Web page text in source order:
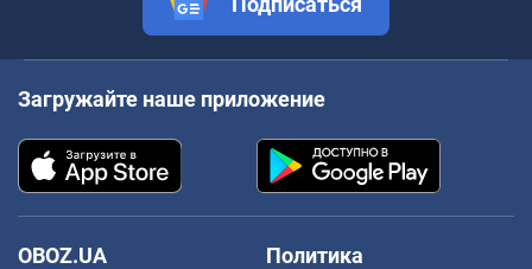
Загружайте наше приложение
OBOZ.UA
Политика